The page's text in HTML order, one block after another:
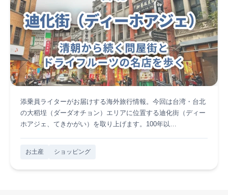
添乗員ライターがお届けする海外旅行情報。今回は台湾・台北
の大稻埕（ダーダオチョン）エリアに位置する迪化街（ディー
ホアジェ、てきかがい）を取り上げます。100年以…
お土産 ショッピング